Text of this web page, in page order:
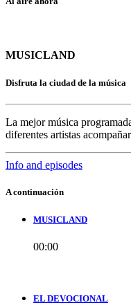
MUSICLAND
Disfruta la ciudad de la música
La mejor música
diferentes artistas
Info and episodes
A continuación
MUSICLAND
00:00
EL DEVOCIONAL